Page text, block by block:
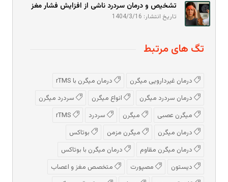
تشخیص و درمان سردرد ناشی از افزایش فشار مغز
تاریخ انتشار: 1404/3/16
تگ های مرتبط
درمان غیردارویی میگرن
درمان میگرن با rTMS
درمان سردرد میگرن
انواع میگرن
سردرد میگرن
میگرن عصبی
میگرن سردرد
درمان میگرن
میگرن مزمن
بوتاکس
درمان میگرن مقاوم
درمان میگرن با بوتاکس
دیستون
مصپورت
متخصص مغز و اعصاب